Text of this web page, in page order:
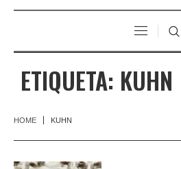
ETIQUETA: KUHN
HOME KUHN